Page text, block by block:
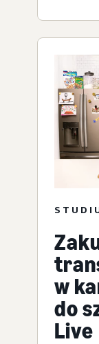
w
do
Live